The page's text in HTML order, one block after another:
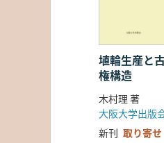
埴輪生産と
権構造
木村理 著
大阪大学出版
新刊 取り寄せ